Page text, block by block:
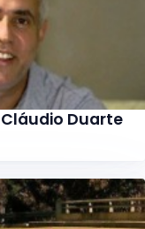
Duarte